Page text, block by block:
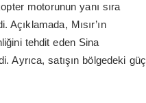
motorunun yanı sıra
Mısır’ın
tehdit eden Sina
Ayrıca, satışın bölgedeki güç